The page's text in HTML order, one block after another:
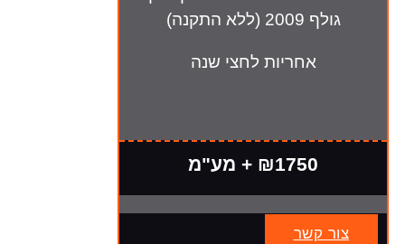
גולף 2009 (ללא התקנה)
אחריות לחצי שנה
₪1750 + מע"מ
צור קשר